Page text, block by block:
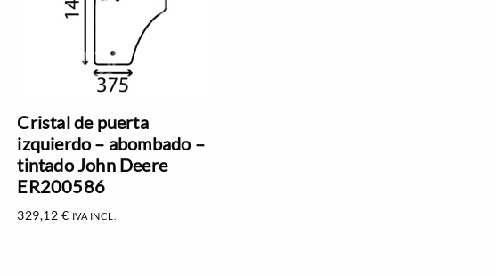
Cristal de puerta
izquierdo – abombado –
tintado John Deere
ER200586
329,12 € IVA INCL.